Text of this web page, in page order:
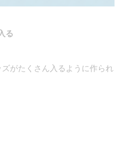
る
がたくさん入るように作られ